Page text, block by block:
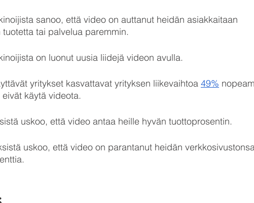
sanoo, että video on auttanut heidän asiakkaitaan
tai palvelua paremmin.
on luonut uusia liidejä videon avulla.
yritykset kasvattavat yrityksen liikevaihtoa 49%
käytä videota.
uskoo, että video antaa heille hyvän tuottoprosentin.
uskoo, että video on parantanut heidän